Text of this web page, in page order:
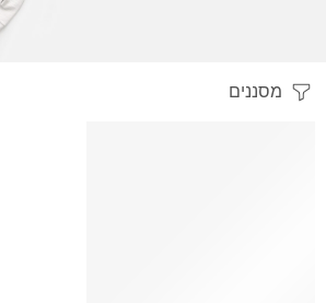
ביתמסננים